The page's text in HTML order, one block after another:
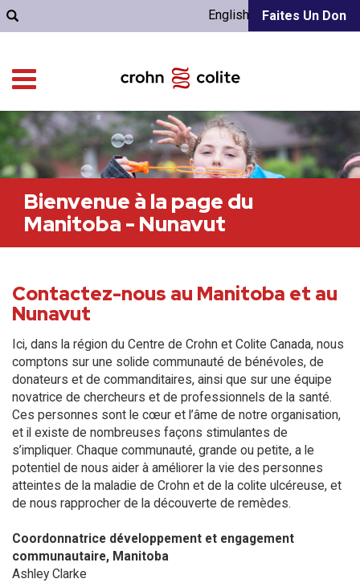
Faites Un Don
English
Bienvenue à la page du
Manitoba - Nunavut
Contactez-nous au Manitoba et au
Nunavut
Ici, dans la région du Centre de Crohn et Colite Canada, nous
comptons sur une solide communauté de bénévoles, de
donateurs et de commanditaires, ainsi que sur une équipe
novatrice de chercheurs et de professionnels de la santé.
Ces personnes sont le cœur et l’âme de notre organisation,
et il existe de nombreuses façons stimulantes de
s’impliquer. Chaque communauté, grande ou petite, a le
potentiel de nous aider à améliorer la vie des personnes
atteintes de la maladie de Crohn et de la colite ulcéreuse, et
de nous rapprocher de la découverte de remèdes.
Coordonnatrice développement et engagement
communautaire, Manitoba
Ashley Clarke